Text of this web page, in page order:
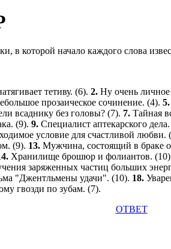
в которой начало каждого слова
тетиву. (6). 2. Ну очень
прозаическое сочинение. (4). 5.
всаднику без головы? (7). 7. Тайная
(9). 9. Специалист аптекарского
условие для счастливой любви.
(9). 13. Мужчина, состоящий в браке
Хранилище брошюр и фолиантов.
заряженных частиц больших
"Джентльмены удачи". (10). 18.
гвозди по зубам. (7).
ОТВЕТ